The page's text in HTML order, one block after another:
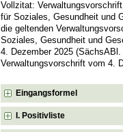
Vollzitat:
für Soziales, Gesundheit und
die geltenden
Soziales, Gesundheit und
4. Dezember 2025
Verwaltungsvorschrift vom 4.
Eingangsformel
I. Positivliste